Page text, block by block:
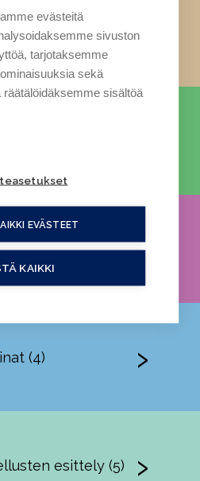
(5)
(4)
esittely (5)
evästeitä
sivuston
tarjotaksemme
sekä
sisältöä
EVÄSTEET
KAIKKI